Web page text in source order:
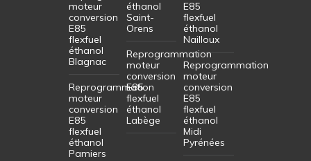
moteur
conversion
E85
flexfuel
éthanol
Blagnac
Reprogrammation
moteur
conversion
E85
flexfuel
éthanol
Pamiers
éthanol
Saint-
Orens
Reprogrammation
moteur
conversion
E85
flexfuel
éthanol
Labège
E85
flexfuel
éthanol
Nailloux
Reprogrammation
moteur
conversion
E85
flexfuel
éthanol
Midi
Pyrénées